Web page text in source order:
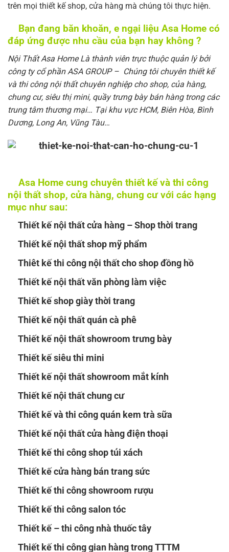
trên mọi thiết kế shop, cửa hàng mà chúng tôi thực hiện.
Bạn đang băn khoăn, e ngại liệu Asa Home có
đáp ứng được nhu cầu của bạn hay không ?
Nội Thất Asa Home Là thành viên trực thuộc quản lý bởi
công ty cổ phần ASA GROUP – Chúng tôi chuyên thiết kế
và thi công nội thất chuyên nghiệp cho shop, của hàng,
chung cư, siêu thị mini, quầy trưng bày bán hàng trong các
trung tâm thương mại… Tại khu vực HCM, Biên Hòa, Bình
Dương, Long An, Vũng Tàu…
Asa Home cung chuyên thiết kế và thi công
nội thất shop, cửa hàng, chung cư với các hạng
mục như sau:
Thiết kế nội thất cửa hàng – Shop thời trang
Thiết kế nội thất shop mỹ phẩm
Thiêt kế thi công nội thất cho shop đồng hồ
Thiết kế nội thất văn phòng làm việc
Thiết kế shop giày thời trang
Thiết kế nội thất quán cà phê
Thiết kế nội thất showroom trưng bày
Thiết kế siêu thi mini
Thiết kế nội thất showroom mắt kính
Thiết kế nội thất chung cư
Thiết kế và thi công quán kem trà sữa
Thiết kế nội thất cửa hàng điện thoại
Thiết kế thi công shop túi xách
Thiết kế cửa hàng bán trang sức
Thiết kế thi công showroom rượu
Thiết kế thi công salon tóc
Thiết kế – thi công nhà thuốc tây
Thiết kế thi công gian hàng trong TTTM